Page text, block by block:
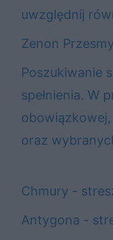
uwzględnij
Zenon
Poszukiwanie
spełnienia. W
oraz
Chmury -
Antygona -